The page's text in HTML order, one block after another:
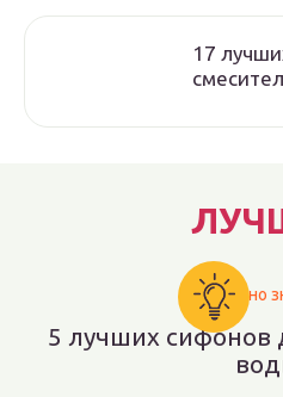
17
Важно
5 лучших сифонов